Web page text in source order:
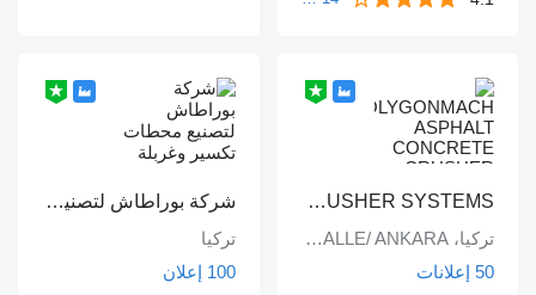
POLYGONMACH ASPHALT CONCRETE CRUSHER SYSTEMS
تركيا، YENİMAHALLE/ ANKARA /
50 إعلانات
شركة بوراطاش لتصنيع محطات تكسير وغربلة الحجر المتنقلة والثابتة
تركيا
100 إعلان